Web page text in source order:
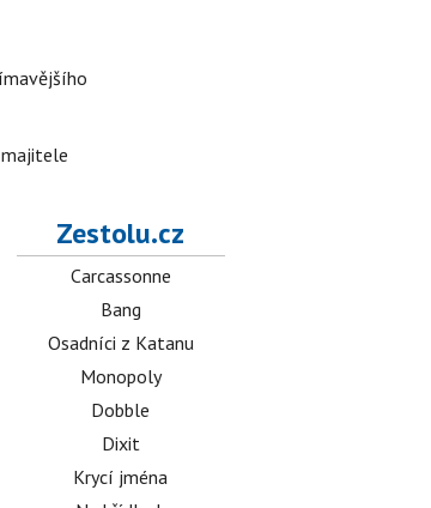
Zestolu.cz
Carcassonne
Bang
Osadníci z Katanu
Monopoly
Dobble
Dixit
Krycí jména